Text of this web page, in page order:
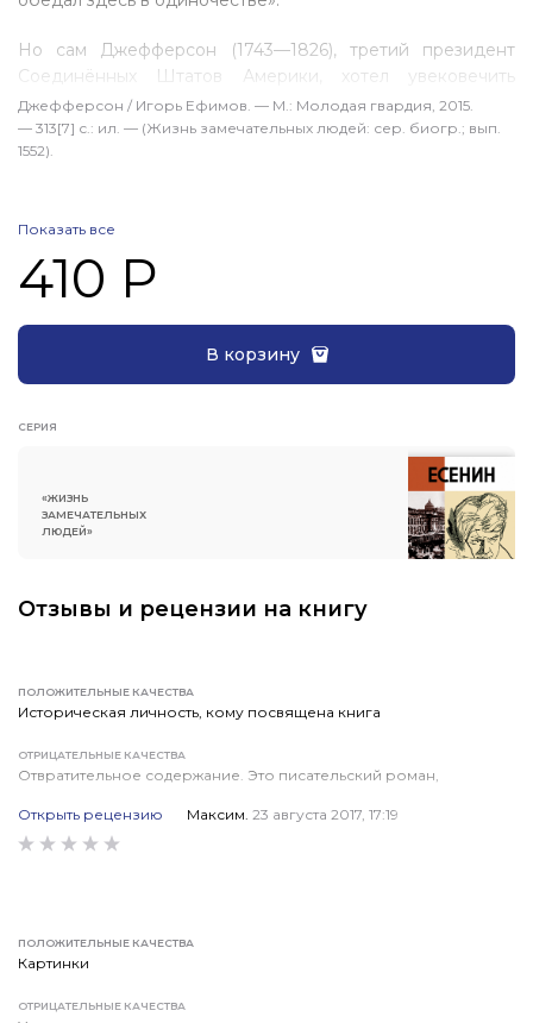
Но сам Джефферсон (1743—1826), третий президент
Соединённых Штатов Америки, хотел увековечить
в памяти грядущих поколений только три своих
достижения: Декларацию независимости, Закон штата
Виргиния о свободе вероисповедания, Виргинский
Об одном из отцов-основателей США — человеке
и гражданине — рассказывает новая книга известного
писателя, философа, историка, публициста Игоря
Джефферсон / Игорь Ефимов. — М.: Молодая гвар­дия, 2015.
— 313[7] с.: ил. — (Жизнь замечательных людей: сер. биогр.; вып.
1552).
Показать все
410 Р
В корзину
СЕРИЯ
«ЖИЗНЬ
ЗАМЕЧАТЕЛЬНЫХ
ЛЮДЕЙ»
Отзывы и рецензии на книгу
ПОЛОЖИТЕЛЬНЫЕ КАЧЕСТВА
Историческая личность, кому посвящена книга
ОТРИЦАТЕЛЬНЫЕ КАЧЕСТВА
Отвратительное содержание. Это писательский роман,
КОММЕНТАРИЙ (РЕЗЮМЕ / ВЫВОД)
в коллекции серии ЖЗЛ), надеюсь редакторы, не будут больше
допускать таких книг к изданию.
Максим. 23 августа 2017, 17:19
Открыть рецензию
ПОЛОЖИТЕЛЬНЫЕ КАЧЕСТВА
Картинки
ОТРИЦАТЕЛЬНЫЕ КАЧЕСТВА